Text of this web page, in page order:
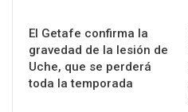
El Getafe confirma la
gravedad de la lesión de
Uche, que se perderá
toda la temporada